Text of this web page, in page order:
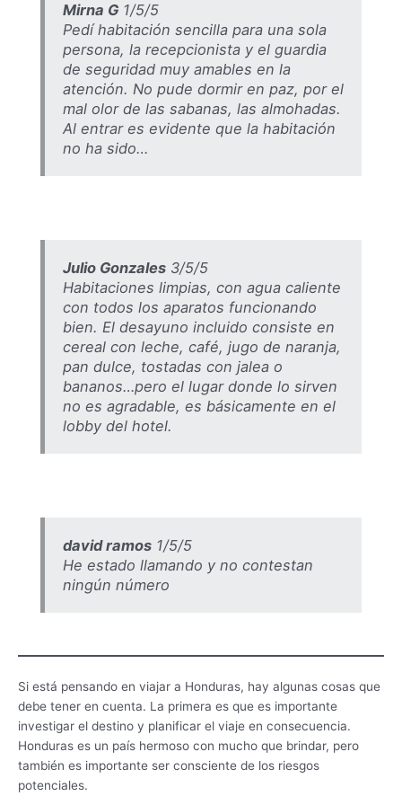
Mirna G1/5/5
Pedí habitación sencilla para una sola
persona, la recepcionista y el guardia
de seguridad muy amables en la
atención. No pude dormir en paz, por el
mal olor de las sabanas, las almohadas.
Al entrar es evidente que la habitación
no ha sido…
Julio Gonzales3/5/5
Habitaciones limpias, con agua caliente
con todos los aparatos funcionando
bien. El desayuno incluido consiste en
cereal con leche, café, jugo de naranja,
pan dulce, tostadas con jalea o
bananos…pero el lugar donde lo sirven
no es agradable, es básicamente en el
lobby del hotel.
david ramos1/5/5
He estado llamando y no contestan
ningún número
Si está pensando en viajar a Honduras, hay algunas cosas que
debe tener en cuenta. La primera es que es importante
investigar el destino y planificar el viaje en consecuencia.
Honduras es un país hermoso con mucho que brindar, pero
también es importante ser consciente de los riesgos
potenciales.